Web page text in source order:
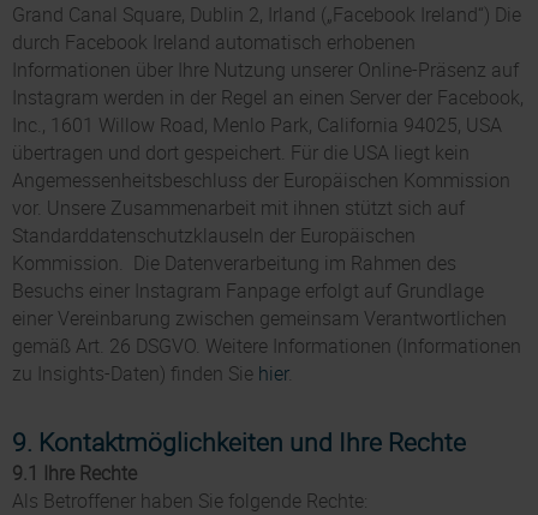
Grand Canal Square, Dublin 2, Irland („Facebook Ireland“) Die
durch Facebook Ireland automatisch erhobenen
Informationen über Ihre Nutzung unserer Online-Präsenz auf
Instagram werden in der Regel an einen Server der Facebook,
Inc., 1601 Willow Road, Menlo Park, California 94025, USA
übertragen und dort gespeichert. Für die USA liegt kein
Angemessenheitsbeschluss der Europäischen Kommission
vor. Unsere Zusammenarbeit mit ihnen stützt sich auf
Standarddatenschutzklauseln der Europäischen
Kommission. Die Datenverarbeitung im Rahmen des
Besuchs einer Instagram Fanpage erfolgt auf Grundlage
einer Vereinbarung zwischen gemeinsam Verantwortlichen
gemäß Art. 26 DSGVO. Weitere Informationen (Informationen
zu Insights-Daten) finden Sie hier.
9. Kontaktmöglichkeiten und Ihre Rechte
9.1 Ihre Rechte
Als Betroffener haben Sie folgende Rechte: